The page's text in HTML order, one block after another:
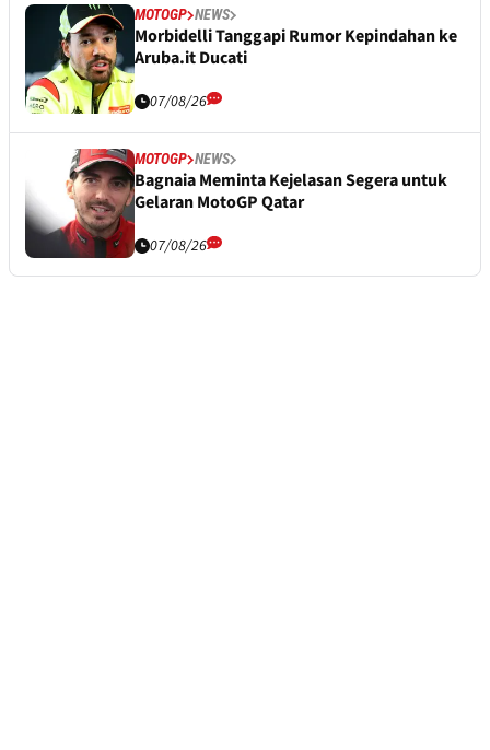
MOTOGP NEWS
Morbidelli Tanggapi Rumor Kepindahan ke
Aruba.it Ducati
07/08/26
MOTOGP NEWS
Bagnaia Meminta Kejelasan Segera untuk
Gelaran MotoGP Qatar
07/08/26